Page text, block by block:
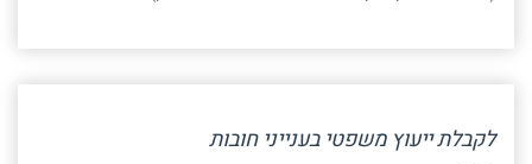
לקבלת ייעוץ משפטי בענייני חובות